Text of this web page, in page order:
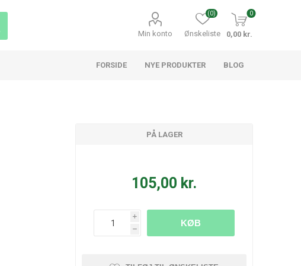
Min konto Ønskeliste
(0) 0
0,00 kr.
FORSIDE NYE PRODUKTER BLOG
PÅ LAGER
105,00 kr.
i
h
KØB